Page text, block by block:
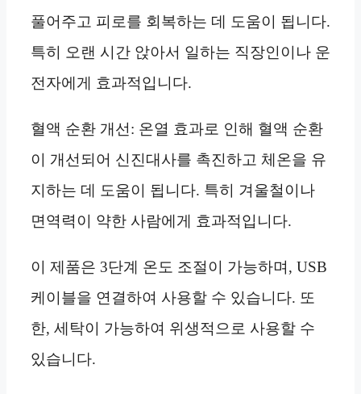
풀어주고 피로를 회복하는 데 도움이 됩니다.
특히 오랜 시간 앉아서 일하는 직장인이나 운
전자에게 효과적입니다.
혈액 순환 개선: 온열 효과로 인해 혈액 순환
이 개선되어 신진대사를 촉진하고 체온을 유
지하는 데 도움이 됩니다. 특히 겨울철이나
면역력이 약한 사람에게 효과적입니다.
이 제품은 3단계 온도 조절이 가능하며, USB
케이블을 연결하여 사용할 수 있습니다. 또
한, 세탁이 가능하여 위생적으로 사용할 수
있습니다.